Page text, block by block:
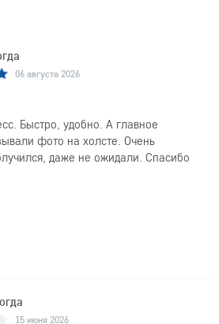
06 августа 2026
Быстро, удобно. А главное
фото на холсте. Очень
даже не ожидали. Спасибо
15 июня 2026